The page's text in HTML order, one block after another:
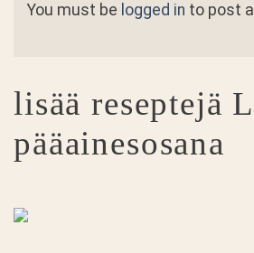
You must be logged in to post
lisää reseptejä
pääainesosana